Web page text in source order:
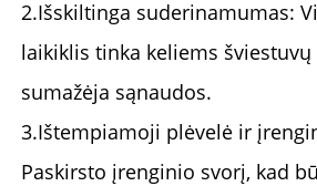
2.Išskiltinga suderinamumas:
laikiklis tinka keliems
sumažėja sąnaudos.
3.Ištempiamoji plėvelė ir
Paskirsto įrenginio svorį, kad